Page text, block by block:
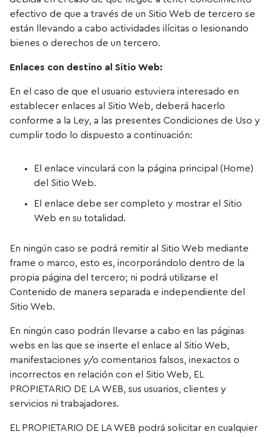
efectivo de que a través de un Sitio Web de tercero se
están llevando a cabo actividades ilícitas o lesionando
bienes o derechos de un tercero.
Enlaces con destino al Sitio Web:
En el caso de que el usuario estuviera interesado en
establecer enlaces al Sitio Web, deberá hacerlo
conforme a la Ley, a las presentes Condiciones de Uso y
cumplir todo lo dispuesto a continuación:
El enlace vinculará con la página principal (Home)
del Sitio Web.
El enlace debe ser completo y mostrar el Sitio
Web en su totalidad.
En ningún caso se podrá remitir al Sitio Web mediante
frame o marco, esto es, incorporándolo dentro de la
propia página del tercero; ni podrá utilizarse el
Contenido de manera separada e independiente del
Sitio Web.
En ningún caso podrán llevarse a cabo en las páginas
webs en las que se inserte el enlace al Sitio Web,
manifestaciones y/o comentarios falsos, inexactos o
incorrectos en relación con el Sitio Web, EL
PROPIETARIO DE LA WEB, sus usuarios, clientes y
servicios ni trabajadores.
EL PROPIETARIO DE LA WEB podrá solicitar en cualquier